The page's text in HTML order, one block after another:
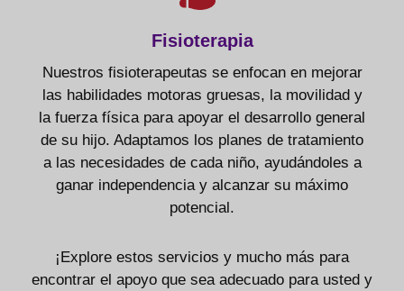
Fisioterapia
Nuestros fisioterapeutas se enfocan en mejorar
las habilidades motoras gruesas, la movilidad y
la fuerza física para apoyar el desarrollo general
de su hijo. Adaptamos los planes de tratamiento
a las necesidades de cada niño, ayudándoles a
ganar independencia y alcanzar su máximo
potencial.
¡Explore estos servicios y mucho más para
encontrar el apoyo que sea adecuado para usted y